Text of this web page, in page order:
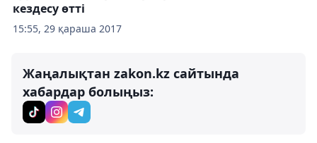
15:55, 29 қараша 2017
кездесу өтті
Жаңалықтан zakon.kz сайтында
хабардар болыңыз: